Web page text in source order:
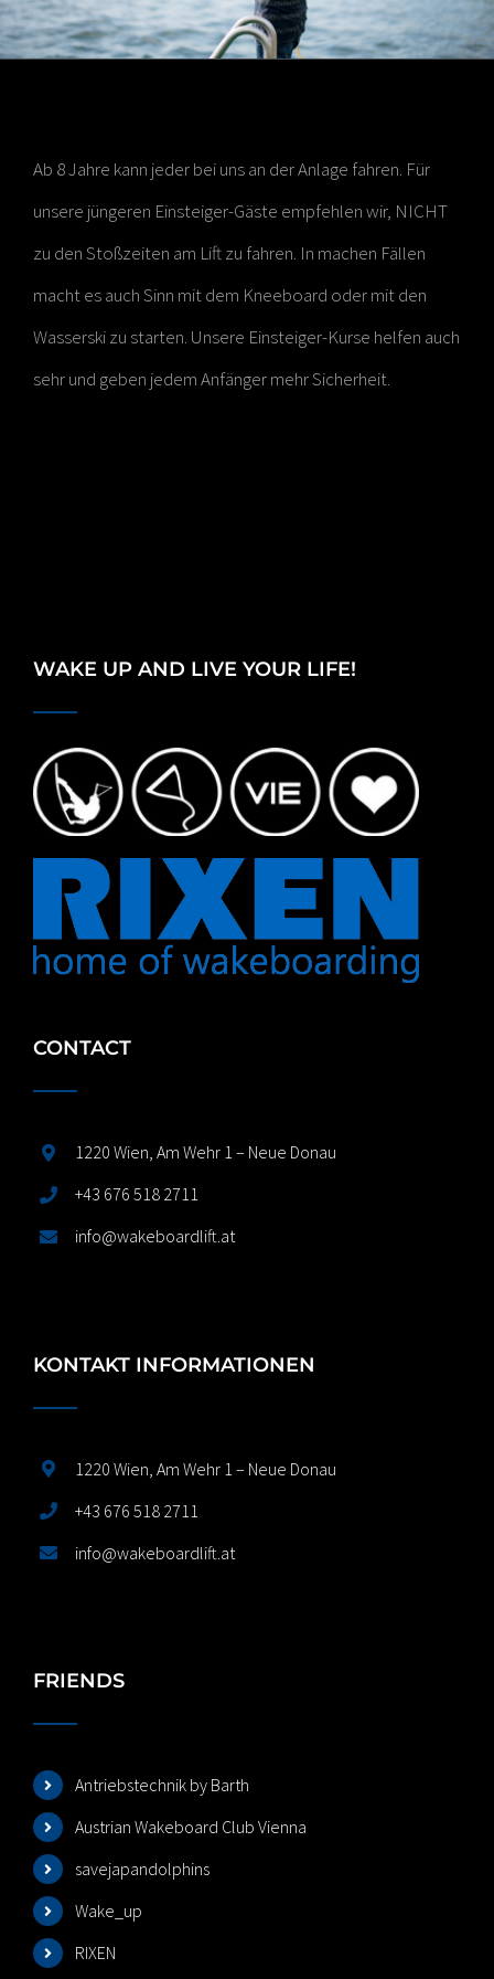
Ab 8 Jahre kann jeder bei uns an der Anlage fahren. Für
unsere jüngeren Einsteiger-Gäste empfehlen wir, NICHT
zu den Stoßzeiten am Lift zu fahren. In machen Fällen
macht es auch Sinn mit dem Kneeboard oder mit den
Wasserski zu starten. Unsere Einsteiger-Kurse helfen auch
sehr und geben jedem Anfänger mehr Sicherheit.
WAKE UP AND LIVE YOUR LIFE!
CONTACT
1220 Wien, Am Wehr 1 – Neue Donau
+43 676 518 2711
info@wakeboardlift.at
KONTAKT INFORMATIONEN
1220 Wien, Am Wehr 1 – Neue Donau
+43 676 518 2711
info@wakeboardlift.at
FRIENDS
Antriebstechnik by Barth
Austrian Wakeboard Club Vienna
savejapandolphins
Wake_up
RIXEN